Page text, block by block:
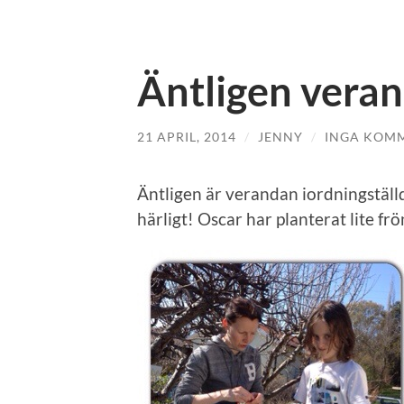
Äntligen
21 APRIL, 2014 / JENNY / INGA
Äntligen är verandan
härligt! Oscar har planterat lite